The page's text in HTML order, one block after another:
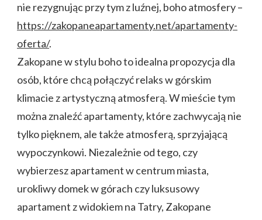
nie rezygnując przy tym z luźnej, boho atmosfery –
https://zakopaneapartamenty.net/apartamenty-
oferta/.
Zakopane w stylu boho to idealna propozycja dla
osób, które chcą połączyć relaks w górskim
klimacie z artystyczną atmosferą. W mieście tym
można znaleźć apartamenty, które zachwycają nie
tylko pięknem, ale także atmosferą, sprzyjającą
wypoczynkowi. Niezależnie od tego, czy
wybierzesz apartament w centrum miasta,
urokliwy domek w górach czy luksusowy
apartament z widokiem na Tatry, Zakopane